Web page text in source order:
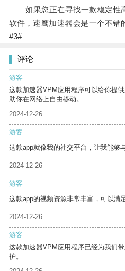
如果您正在寻找一款稳定性
软件，速鹰加速器会是一个不错
#3#
评论
游客
这款加速器VPM应用程序可以给你提
助你在网络上自由移动。
2024-12-26
游客
这款app就像我的社交平台，让我能够
2024-12-26
游客
这款app的视频资源非常丰富，可以满
2024-12-26
游客
这款加速器VPM应用程序已经为我们
护。